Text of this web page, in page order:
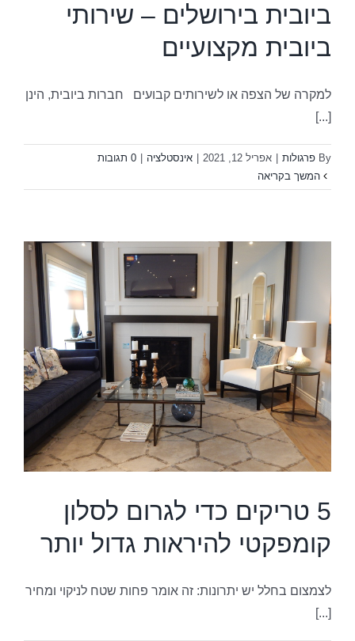
ביובית בירושלים – שירותי
ביובית מקצועיים
למקרה של הצפה או לשירותים קבועים חברות ביובית, הינן
[...]
By פרגולות אפריל 12, 2021 אינסטלציה
0 תגובות
המשך בקריאה
5 טריקים כדי לגרום לסלון
קומפקטי להיראות גדול יותר
לצמצום בחלל יש יתרונות: זה אומר פחות שטח לניקוי ומחיר
[...]